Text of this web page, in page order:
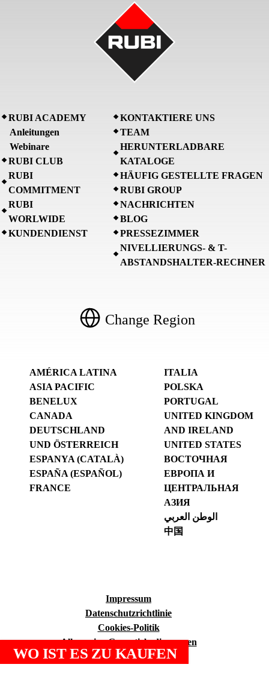
WO IST ES ZU KAUFEN
RUBI ACADEMY
Anleitungen
Webinare
RUBI CLUB
RUBI
COMMITMENT
RUBI
WORLWIDE
KUNDENDIENST
KONTAKTIERE UNS
TEAM
HERUNTERLADBARE
KATALOGE
HÄUFIG GESTELLTE FRAGEN
RUBI GROUP
NACHRICHTEN
BLOG
PRESSEZIMMER
NIVELLIERUNGS- & T-
ABSTANDSHALTER-RECHNER
Change Region
AMÉRICA LATINA
ASIA PACIFIC
BENELUX
CANADA
DEUTSCHLAND
UND ÖSTERREICH
ESPANYA (CATALÀ)
ESPAÑA (ESPAÑOL)
FRANCE
ITALIA
POLSKA
PORTUGAL
UNITED KINGDOM
AND IRELAND
UNITED STATES
ВОСТОЧНАЯ
ЕВРОПА И
ЦЕНТРАЛЬНАЯ
АЗИЯ
الوطن العربي
中国
Impressum
Datenschutzrichtlinie
Cookies-Politik
Allgemeine Garantiebedingungen
RUBI Club Grundsatz